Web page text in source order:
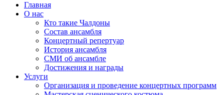
Главная
О нас
Кто такие Чалдоны
Состав ансамбля
Концертный репертуар
История ансамбля
СМИ об ансамбле
Достижения и награды
Услуги
Организация и проведение концертных программ